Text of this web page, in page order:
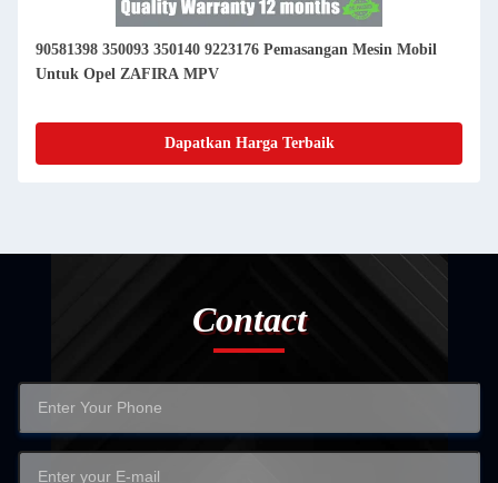
90581398 350093 350140 9223176 Pemasangan Mesin Mobil
Untuk Opel ZAFIRA MPV
Dapatkan Harga Terbaik
Contact